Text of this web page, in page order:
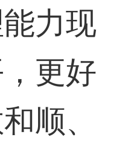
力现
更好
顺、